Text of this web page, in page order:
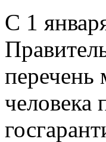
С 1
перечень